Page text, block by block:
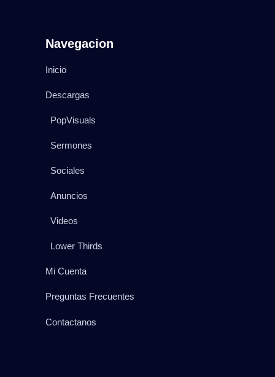
Navegacion
Inicio
Descargas
PopVisuals
Sermones
Sociales
Anuncios
Videos
Lower Thirds
Mi Cuenta
Preguntas Frecuentes
Contactanos